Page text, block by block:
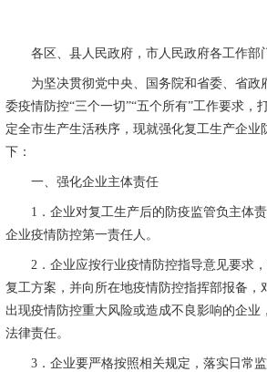
各区、县人民政府，市人民政府各工作部
为坚决贯彻党中央、国务院和省委、省政
委疫情防控“三个一切”“五个所有”工作要求，
定全市生产生活秩序，现就强化复工生产企业
下：
一、强化企业主体责任
1 ．企业对复工生产后的防疫监管负主体
企业疫情防控第一责任人。
2 ．企业应按行业疫情防控指导意见要求
复工方案，并向所在地疫情防控指挥部报备，
出现疫情防控重大风险或造成不良影响的企业
法律责任。
3．企业要严格按照相关规定，落实日常